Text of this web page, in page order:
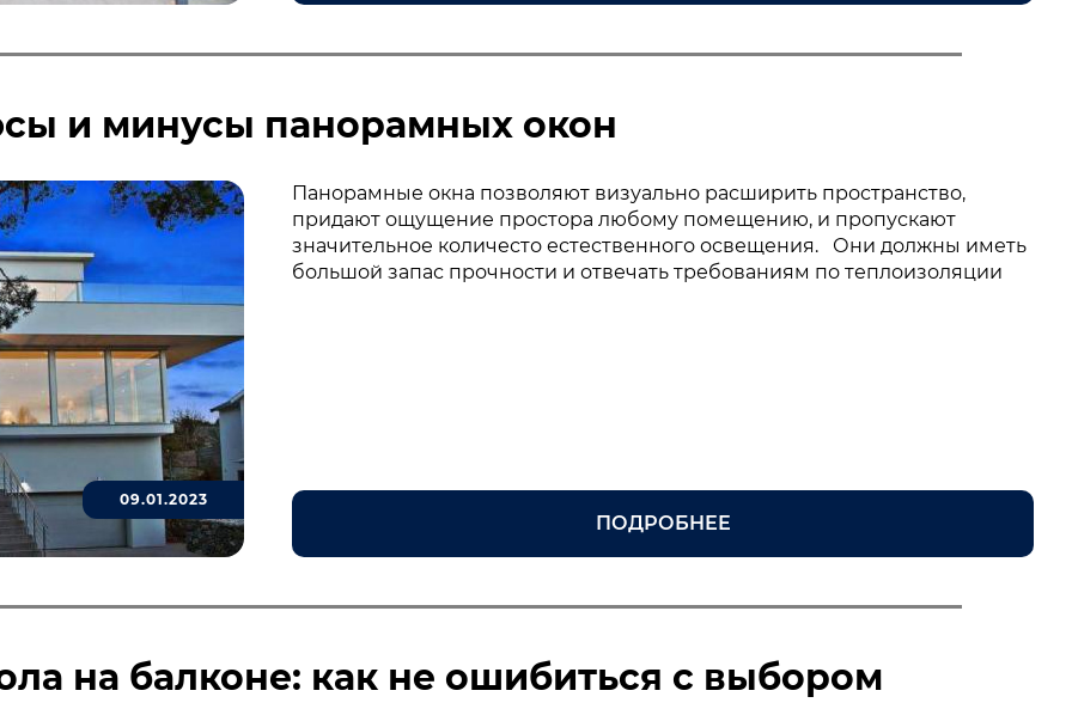
и минусы панорамных окон
09.01.2023
Панорамные окна позволяют визуально расширить пространство,
придают ощущение простора любому помещению, и пропускают
значительное количесто естественного освещения.
Они должны иметь
большой запас прочности и отвечать требованиям по теплоизоляции
ПОДРОБНЕЕ
на балконе: как не ошибиться с выбором